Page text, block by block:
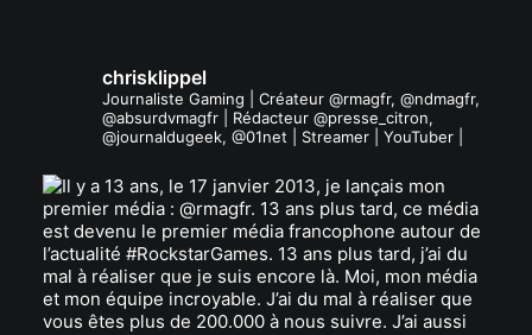
chrisklippel
Journaliste Gaming | Créateur @rmagfr, @ndmagfr,
@absurdvmagfr | Rédacteur @presse_citron,
@journaldugeek, @01net | Streamer | YouTuber |